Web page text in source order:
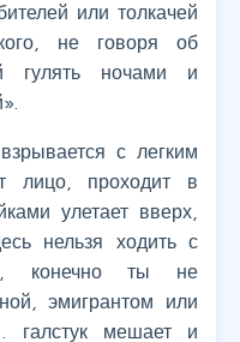
или толкачей
не говоря об
гулять ночами и
с легким
лицо, проходит в
улетает вверх,
нельзя ходить с
конечно ты не
эмигрантом или
галстук мешает и